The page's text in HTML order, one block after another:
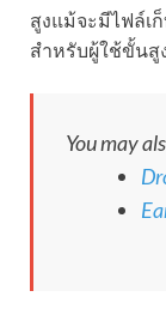
สูงแม้จะมีไฟล์เ
สำหรับผู้ใช้ขั้น
You may